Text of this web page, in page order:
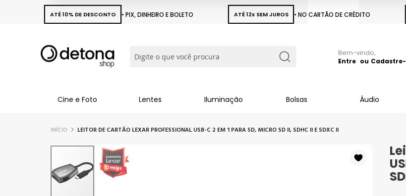
ATÉ 10% DE DESCONTO • PIX, DINHEIRO E BOLETO ATÉ 12x SEM JUROS • NO CARTÃO DE CRÉDITO
Busca
Pular
para
Entre
Cine e Foto Lentes Iluminação Bolsas Áudio
INÍCIO LEITOR DE CARTÃO LEXAR PROFESSIONAL USB-C 2 EM 1 PARA SD, MICRO SD II, SDHC II E SDXC II
Pular
o
final